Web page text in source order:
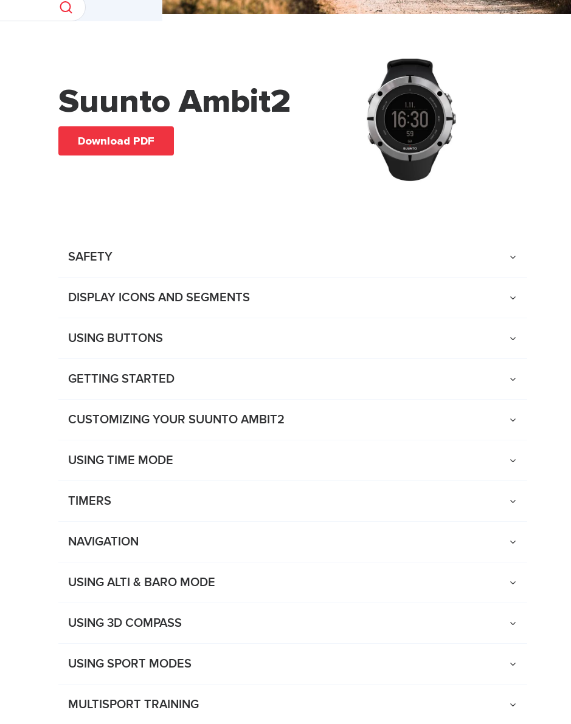
Suunto Ambit2
Download PDF
SAFETY
DISPLAY ICONS AND SEGMENTS
USING BUTTONS
GETTING STARTED
CUSTOMIZING YOUR SUUNTO AMBIT2
USING TIME MODE
TIMERS
NAVIGATION
USING ALTI & BARO MODE
USING 3D COMPASS
USING SPORT MODES
MULTISPORT TRAINING